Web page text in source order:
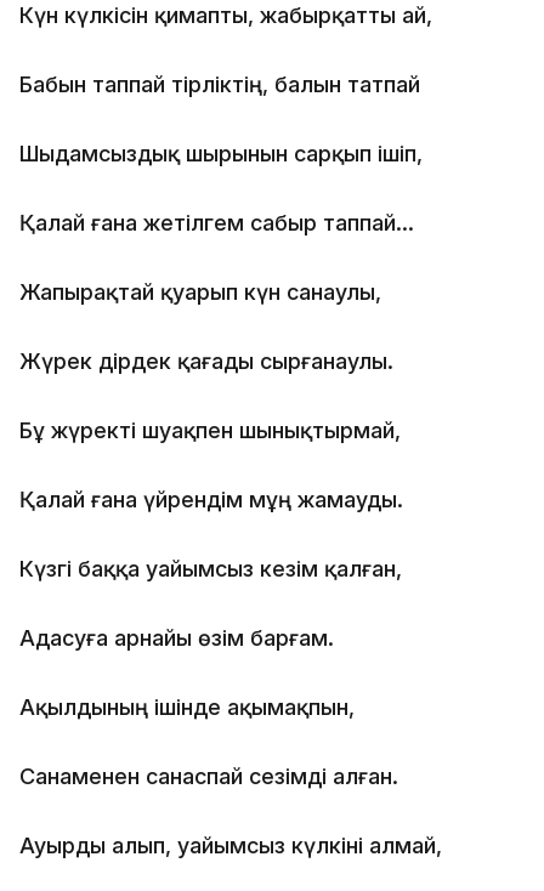
Күн күлкісін қимапты, жабырқатты ай,
Бабын таппай тірліктің, балын татпай
Шыдамсыздық шырынын сарқып ішіп,
Қалай ғана жетілгем сабыр таппай…
Жапырақтай қуарып күн санаулы,
Жүрек дірдек қағады сырғанаулы.
Бұ жүректі шуақпен шынықтырмай,
Қалай ғана үйрендім мұң жамауды.
Күзгі баққа уайымсыз кезім қалған,
Адасуға арнайы өзім барғам.
Ақылдының ішінде ақымақпын,
Санаменен санаспай сезімді алған.
Ауырды алып, уайымсыз күлкіні алмай,